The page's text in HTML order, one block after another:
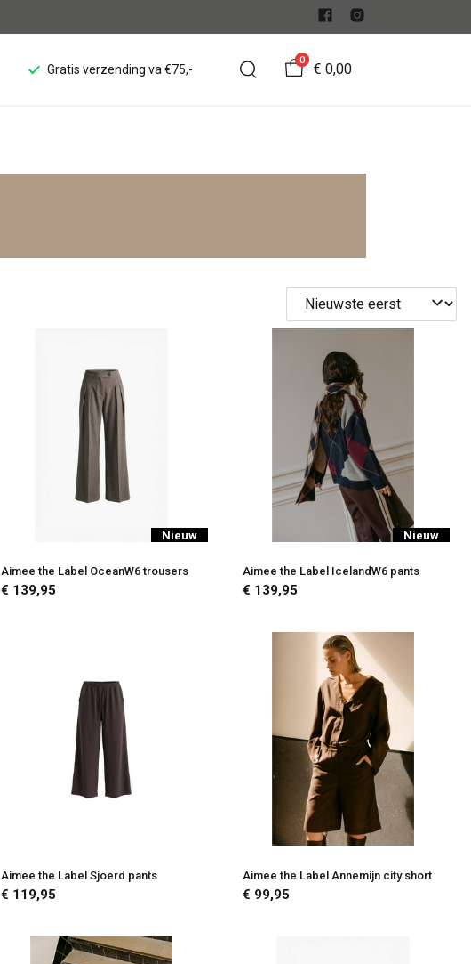
Gratis verzending va €75,-
0
€ 0,00
Nieuw
Aimee the Label OceanW6 trousers
€ 139,95
Nieuw
Aimee the Label IcelandW6 pants
€ 139,95
Aimee the Label Sjoerd pants
€ 119,95
Aimee the Label Annemijn city short
€ 99,95